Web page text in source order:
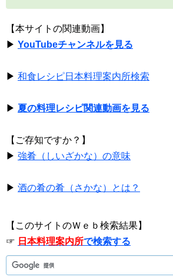
【本サイトの関連動画】
▶ YouTubeチャンネルを見る
▶ 和食レシピ日本料理案内所検索
▶ 夏の料理レシピ関連動画を見る
【ご存知ですか？】
▶ 強肴（しいざかな）の意味
▶ 酒の肴の肴（さかな）とは？
【このサイトのＷｅｂ検索結果】
☞ 日本料理案内所で検索する